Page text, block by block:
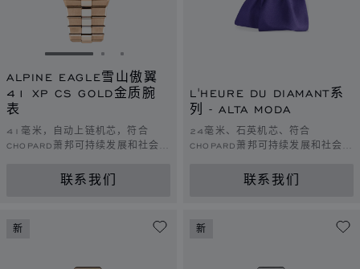
转到幻灯片 1转到幻灯片 2
转到幻灯片 3
ALPINE EAGLE雪山傲翼
41 XP CS GOLD金质腕
表
41毫米，自动上链机芯，符合
CHOPARD萧邦可持续发展和社会责
联系我们
L'HEURE DU DIAMANT系
列 - ALTA MODA
24毫米、石英机芯、符合
CHOPARD萧邦可持续发展和社会责
联系我们
新 新